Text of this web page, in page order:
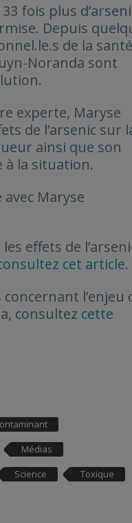
fois plus
Depuis
de la santé
Noranda sont
experte, Maryse
de l’arsenic sur
ainsi que son
à la situation.
Maryse
effets de
cet article.
l’enjeu
consultez cette
Médias
Science Toxique